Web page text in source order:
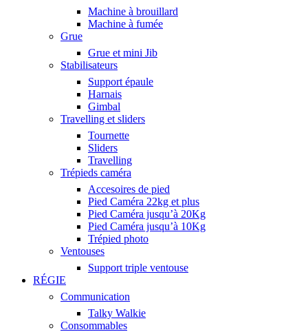
Machine à brouillard
Machine à fumée
Grue
Grue et mini Jib
Stabilisateurs
Support épaule
Harnais
Gimbal
Travelling et sliders
Tournette
Sliders
Travelling
Trépieds caméra
Accesoires de pied
Pied Caméra 22kg et plus
Pied Caméra jusqu’à 20Kg
Pied Caméra jusqu’à 10Kg
Trépied photo
Ventouses
Support triple ventouse
RÉGIE
Communication
Talky Walkie
Consommables